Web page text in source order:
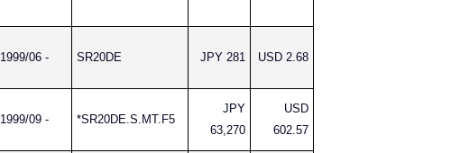
1999/06 - SR20DE JPY 281 USD 2.68
1999/09 - *SR20DE.S.MT.F5
JPY
63,270
USD
602.57